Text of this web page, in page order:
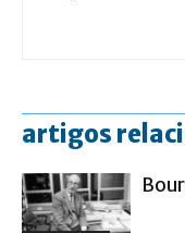
artigos